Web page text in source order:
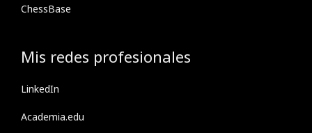
ChessBase
Mis redes profesionales
LinkedIn
Academia.edu